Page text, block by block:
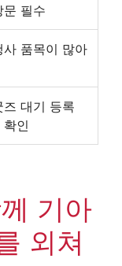
문 필수
사 품목이 많아
즈 대기 등록
인
기아
외쳐